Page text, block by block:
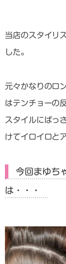
当店のスタイリ
した。
元々かなりのロ
はテンチョーの
スタイルにばっ
けてイロイロと
今回まゆち
は・・・